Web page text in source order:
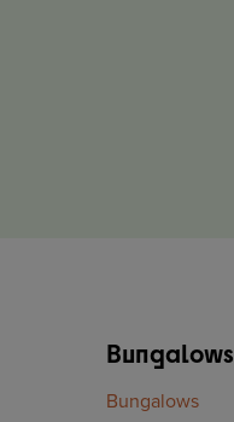
Bungalows
Bungalows